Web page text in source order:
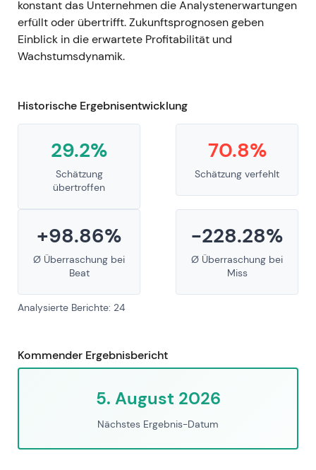
konstant das Unternehmen die Analystenerwartungen
erfüllt oder übertrifft. Zukunftsprognosen geben
Einblick in die erwartete Profitabilität und
Wachstumsdynamik.
Historische Ergebnisentwicklung
29.2%
Schätzung
übertroffen
70.8%
Schätzung verfehlt
+98.86%
Ø Überraschung bei
Beat
-228.28%
Ø Überraschung bei
Miss
Analysierte Berichte: 24
Kommender Ergebnisbericht
5. August 2026
Nächstes Ergebnis-Datum